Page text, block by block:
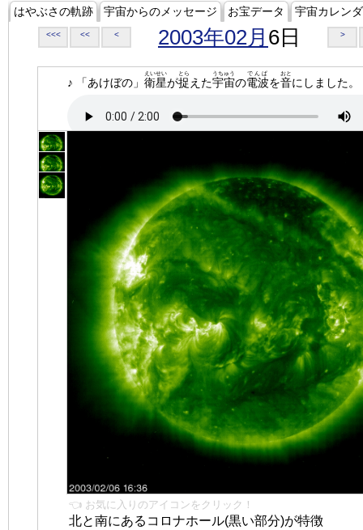
はやぶさの軌跡 宇宙からのメッセージ お宝データ 宇宙カレン
<<< << < 2003年02月 6日 >
♪ 「あけぼの」 衛星
えいせい
が捉
とら
えた宇宙
うちゅう
の電波
でんぱ
を音
おと
にしました。
👈 お気に入りのアイコンをクリック！
北と南にあるコロナホール(黒い部分)が特徴